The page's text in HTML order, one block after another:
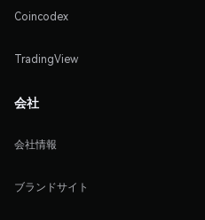
Coincodex
TradingView
会社
会社情報
ブランドサイト